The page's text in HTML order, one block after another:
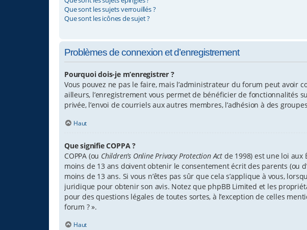
Que sont les sujets verrouillés ?
Que sont les icônes de sujet ?
Problèmes de connexion et d’enregistrement
Pourquoi dois-je m’enregistrer ?
Vous pouvez ne pas le faire, mais l’administrateur du forum peut avoir
ailleurs, l’enregistrement vous permet de bénéficier de fonctionnalités
privée, l’envoi de courriels aux autres membres, l’adhésion à des
Haut
Que signifie COPPA ?
COPPA (ou Children’s Online Privacy Protection Act de 1998) est une loi
moins de 13 ans doivent obtenir le consentement écrit des parents
moins de 13 ans. Si vous n’êtes pas sûr que cela s’applique à vous,
juridique pour obtenir son avis. Notez que phpBB Limited et les
pour des questions légales de toutes sortes, à l’exception de celles
forum ? ».
Haut